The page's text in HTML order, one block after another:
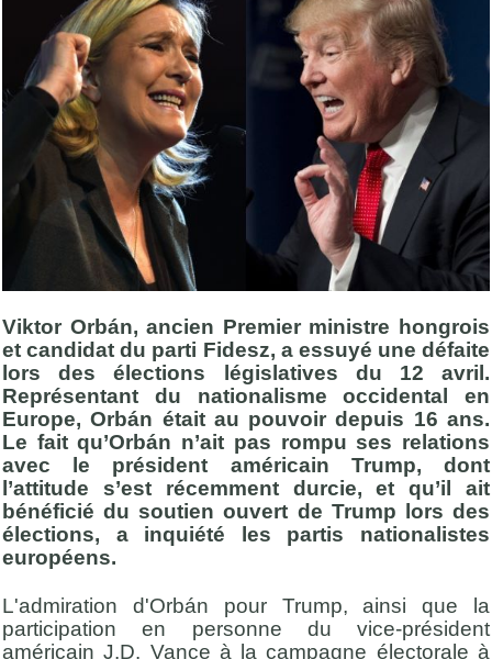
Viktor Orbán, ancien Premier ministre hongrois
et candidat du parti Fidesz, a essuyé une défaite
lors des élections législatives du 12 avril.
Représentant du nationalisme occidental en
Europe, Orbán était au pouvoir depuis 16 ans.
Le fait qu’Orbán n’ait pas rompu ses relations
avec le président américain Trump, dont
l’attitude s’est récemment durcie, et qu’il ait
bénéficié du soutien ouvert de Trump lors des
élections, a inquiété les partis nationalistes
européens.
L'admiration d'Orbán pour Trump, ainsi que la
participation en personne du vice-président
américain J.D. Vance à la campagne électorale à